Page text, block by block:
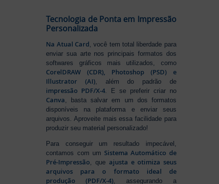
Tecnologia de Ponta em Impressão
Personalizada
Na Atual Card, você tem total liberdade para
enviar sua arte nos principais formatos dos
softwares gráficos mais utilizados, como
CorelDRAW (CDR), Photoshop (PSD) e
Illustrator (AI), além do padrão de
impressão PDF/X-4. E se preferir criar no
Canva, basta salvar em um dos formatos
disponíveis na plataforma e enviar seus
arquivos. Aproveite mais essa facilidade para
produzir seu material personalizado!
Para conseguir um resultado impecável,
contamos com um Sistema Automático de
Pré-Impressão, queajusta e otimiza seus
arquivos para o formato ideal de
produção (PDF/X-4), assegurando a